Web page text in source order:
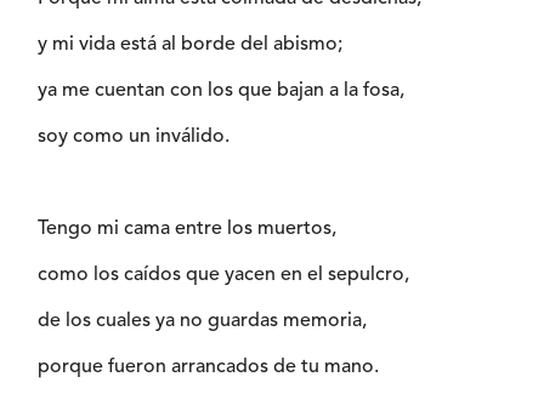
y mi vida está al borde del abismo;
ya me cuentan con los que bajan a la fosa,
soy como un inválido.
Tengo mi cama entre los muertos,
como los caídos que yacen en el sepulcro,
de los cuales ya no guardas memoria,
porque fueron arrancados de tu mano.